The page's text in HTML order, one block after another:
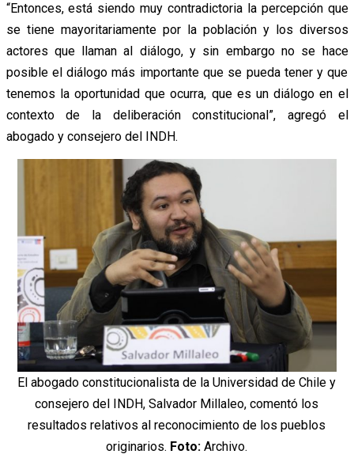
“Entonces, está siendo muy contradictoria la percepción que
se tiene mayoritariamente por la población y los diversos
actores que llaman al diálogo, y sin embargo no se hace
posible el diálogo más importante que se pueda tener y que
tenemos la oportunidad que ocurra, que es un diálogo en el
contexto de la deliberación constitucional”, agregó el
abogado y consejero del INDH.
El abogado constitucionalista de la Universidad de Chile y
consejero del INDH, Salvador Millaleo, comentó los
resultados relativos al reconocimiento de los pueblos
originarios. Foto: Archivo.